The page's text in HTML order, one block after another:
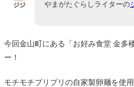
ジジ
やまがたぐらしライターの
今回金山町にある「お好み食堂 金多
ー！
モチモチプリプリの自家製卵麺を使